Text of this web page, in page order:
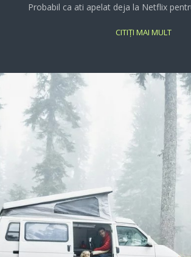
Probabil ca ati apelat deja la Netflix
CITIȚI MAI MULT